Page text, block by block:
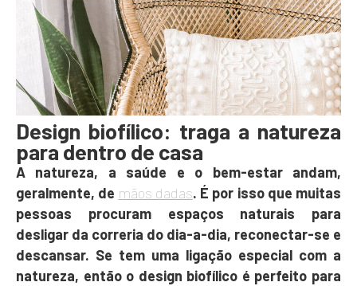
Design biofílico: traga a natureza
para dentro de casa
A natureza, a saúde e o bem-estar andam,
geralmente, de mãos dadas. É por isso que muitas
pessoas procuram espaços naturais para
desligar da correria do dia-a-dia, reconectar-se e
descansar. Se tem uma ligação especial com a
natureza, então o design biofílico é perfeito para